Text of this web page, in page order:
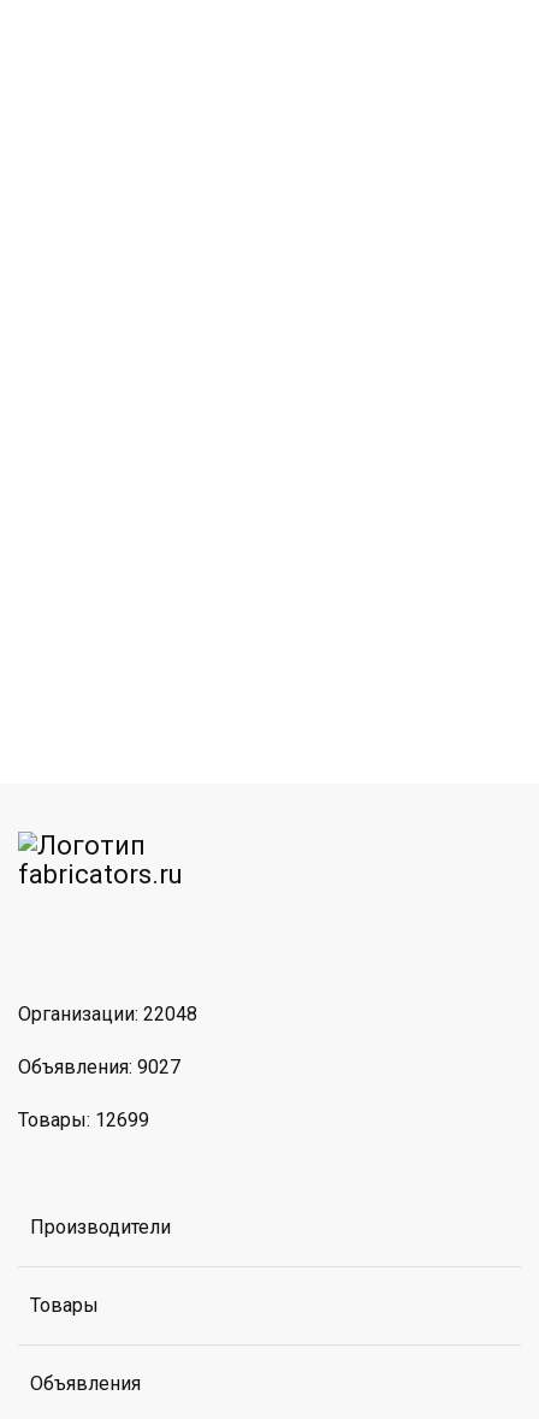
Организации: 22048
Объявления: 9027
Товары: 12699
Производители
Товары
Объявления